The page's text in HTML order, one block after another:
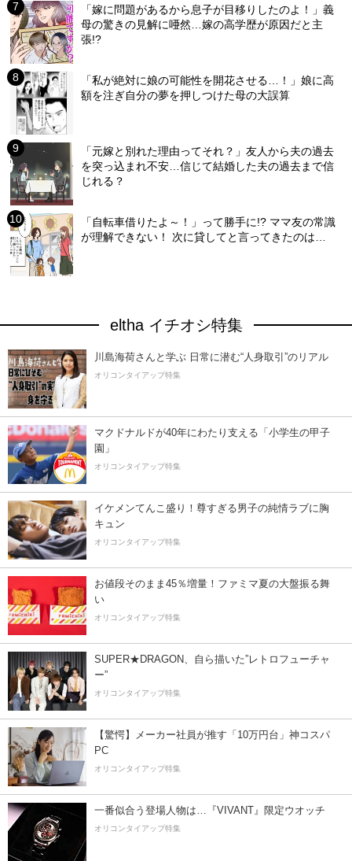
「嫁に問題があるから息子が目移りしたのよ！」義
母の驚きの見解に唖然…嫁の高学歴が原因だと主
張!?
「私が絶対に娘の可能性を開花させる…！」娘に高
額を注ぎ自分の夢を押しつけた母の大誤算
「元嫁と別れた理由ってそれ？」友人から夫の過去
を突っ込まれ不安…信じて結婚した夫の過去まで信
じれる？
「自転車借りたよ～！」って勝手に!? ママ友の常識
が理解できない！ 次に貸してと言ってきたのは…
eltha イチオシ特集
川島海荷さんと学ぶ 日常に潜む“人身取引”のリアル
オリコンタイアップ特集
マクドナルドが40年にわたり支える「小学生の甲子
園」
オリコンタイアップ特集
イケメンてんこ盛り！尊すぎる男子の純情ラブに胸
キュン
オリコンタイアップ特集
お値段そのまま45％増量！ファミマ夏の大盤振る舞
い
オリコンタイアップ特集
SUPER★DRAGON、自ら描いた”レトロフューチャ
ー”
オリコンタイアップ特集
【驚愕】メーカー社員が推す「10万円台」神コスパ
PC
オリコンタイアップ特集
一番似合う登場人物は…『VIVANT』限定ウオッチ
オリコンタイアップ特集